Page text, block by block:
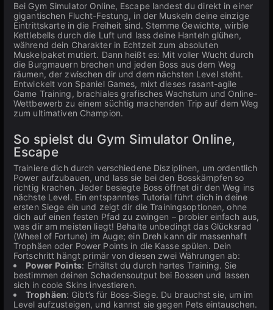
Bei Gym Simulator Online, Escape landest du direkt in einer
gigantischen Flucht-Festung, in der Muskeln deine einzige
Eintrittskarte in die Freiheit sind. Stemme Gewichte, wirble
Kettlebells durch die Luft und lass deine Hanteln glühen,
während dein Charakter in Echtzeit zum absoluten
Muskelpaket mutiert. Dann heißt es: Mit voller Wucht durch
die Burgmauern brechen und jeden Boss aus dem Weg
räumen, der zwischen dir und dem nächsten Level steht.
Entwickelt von Spaniel Games, mixt dieses rasant-agile
Game Training, brachiales grafisches Wachstum und Online-
Wettbewerb zu einem süchtig machenden Trip auf dem Weg
zum ultimativen Champion.
So spielst du Gym Simulator Online,
Escape
Trainiere dich durch verschiedene Disziplinen, um ordentlich
Power aufzubauen, und lass sie bei den Bosskämpfen so
richtig krachen. Jeder besiegte Boss öffnet dir den Weg ins
nächste Level. Ein entspanntes Tutorial führt dich in deine
ersten Siege ein und zeigt dir die Trainingsoptionen, ohne
dich auf einen festen Pfad zu zwingen – probier einfach aus,
was dir am meisten liegt! Behalte unbedingt das Glücksrad
(Wheel of Fortune) im Auge; ein Dreh kann dir massenhaft
Trophäen oder Power Points in die Kasse spülen. Dein
Fortschritt hängt primär von diesen zwei Währungen ab:
Power Points: Erhältst du durch hartes Training. Sie
bestimmen deinen Schadensoutput bei Bossen und lassen
sich in coole Skins investieren.
Trophäen: Gibt’s für Boss-Siege. Du brauchst sie, um im
Level aufzusteigen, und kannst sie gegen Pets eintauschen.